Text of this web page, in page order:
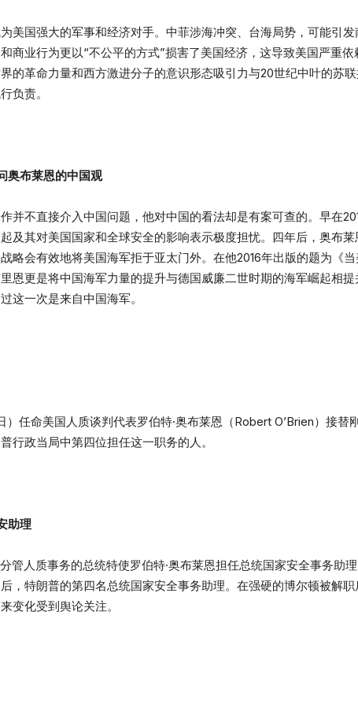
美国强大的军事和经济对手。中菲涉海冲突、台海局势，可能引
商业行为更以“不公平的方式”损害了美国经济，这导致美国严重
的革命力量和西方激进分子的意识形态吸引力与20世纪中叶的苏
负责。
奥布莱恩的中国观
并不直接介入中国问题，他对中国的看法却是有案可查的。早在
及其对美国国家和全球安全的影响表示极度担忧。四年后，奥布
略会有效地将美国海军拒于亚太门外。在他2016年出版的题为《
恩更是将中国海军力量的提升与德国威廉二世时期的海军崛起相
这一次是来自中国海军。
）任命美国人质谈判代表罗伯特·奥布莱恩（Robert O’Brien）接替
行政当局中第四位担任这一职务的人。
助理
管人质事务的总统特使罗伯特·奥布莱恩担任总统国家安全事务助
，特朗普的第四名总统国家安全事务助理。在强硬的博尔顿被解
变化受到舆论关注。